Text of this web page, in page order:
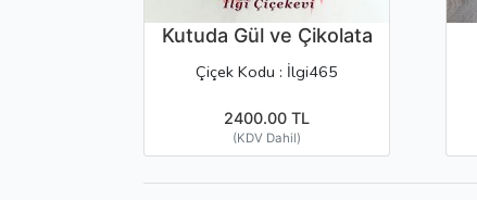
Kutuda Gül ve Çikolata
Çiçek Kodu : İlgi465
2400.00 TL
(KDV Dahil)